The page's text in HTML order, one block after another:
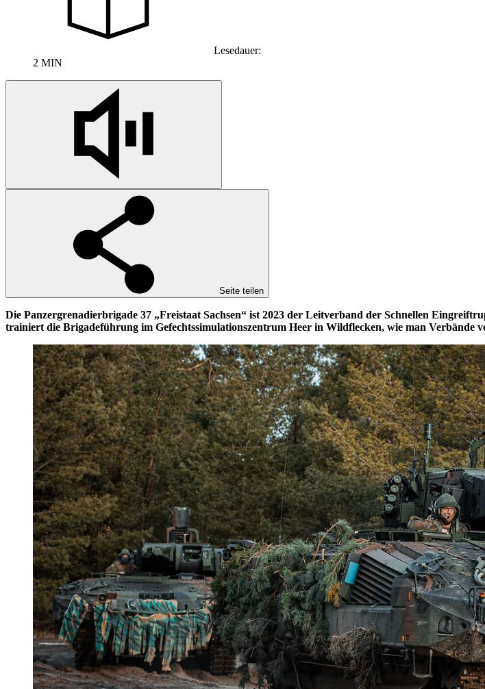
Lesedauer:
2 MIN
Seite teilen
Die Panzergrenadierbrigade 37 „Freistaat Sachsen“ ist 2023 der Leitverband der Schnellen
trainiert die Brigadeführung im Gefechtssimulationszentrum Heer in Wildflecken, wie man Verbände